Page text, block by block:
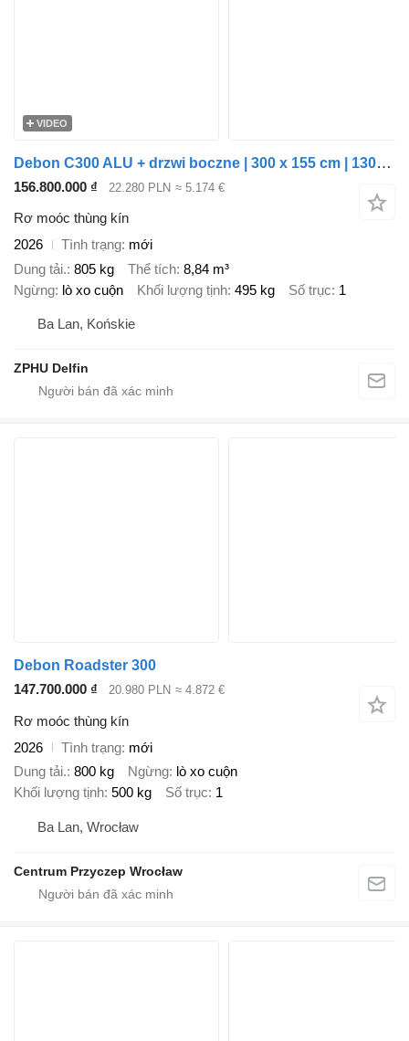
VIDEO
Debon C300 ALU + drzwi boczne | 300 x 155 cm | 1300 kg
156.800.000 ₫ 22.280 PLN ≈ 5.174 €
Rơ moóc thùng kín
2026
Tình trạng mới
Dung tải. 805 kg Thể tích 8,84 m³
Ngừng lò xo cuộn Khối lượng tịnh 495 kg Số trục 1
Ba Lan, Końskie
ZPHU Delfin
Debon Roadster 300
147.700.000 ₫
20.980 PLN ≈ 4.872 €
Rơ moóc thùng kín
2026
Tình trạng mới
Dung tải. 800 kg Ngừng lò xo cuộn
Khối lượng tịnh 500 kg Số trục 1
Ba Lan, Wrocław
Centrum Przyczep Wrocław